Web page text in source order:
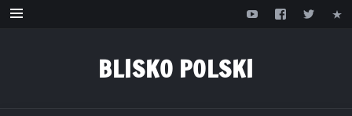
Przejdź
BLISKO POLSKI